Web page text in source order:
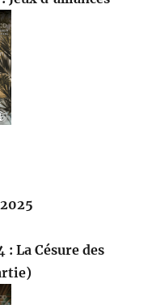
: La Césure des